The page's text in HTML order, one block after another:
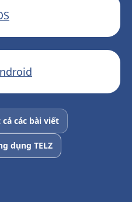
các bài viết
dụng TELZ